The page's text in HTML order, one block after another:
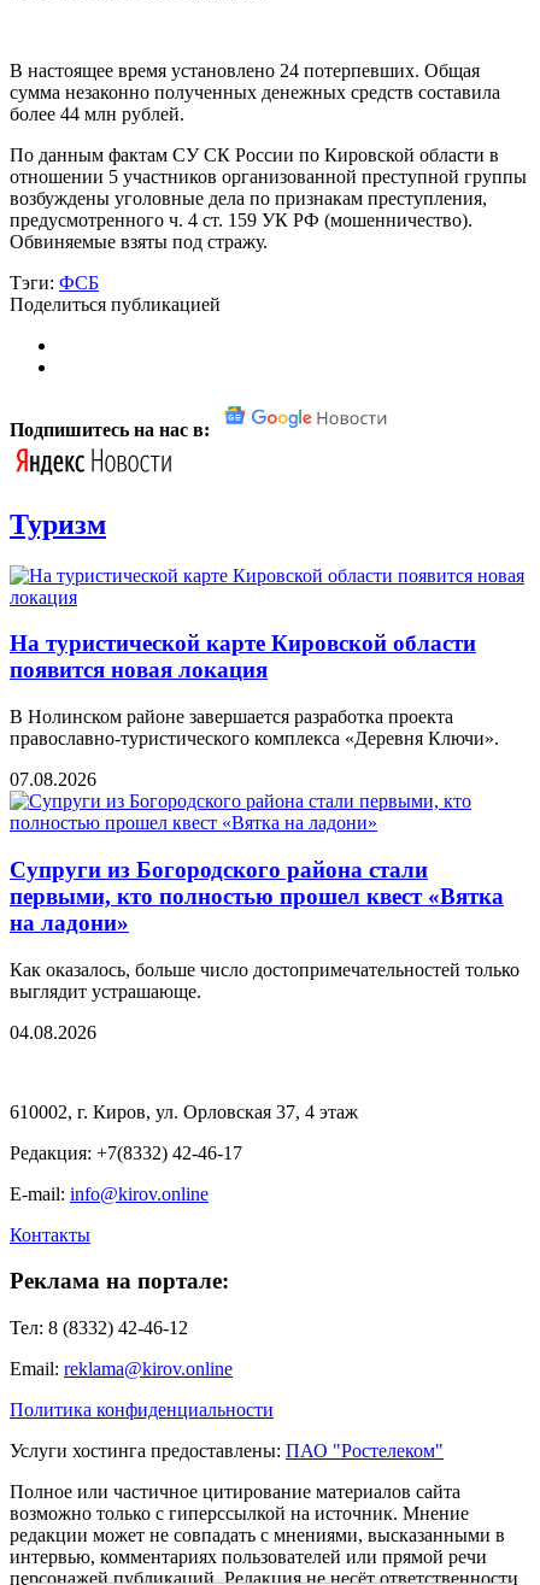
В настоящее время установлено 24 потерпевших. Общая
сумма незаконно полученных денежных средств составила
более 44 млн рублей.
По данным фактам СУ СК России по Кировской области в
отношении 5 участников организованной преступной группы
возбуждены уголовные дела по признакам преступления,
предусмотренного ч. 4 ст. 159 УК РФ (мошенничество).
Обвиняемые взяты под стражу.
Тэги: ФСБ
Поделиться публикацией
Подпишитесь на нас в:
Туризм
На туристической карте Кировской области
появится новая локация
В Нолинском районе завершается разработка проекта
православно-туристического комплекса «Деревня Ключи».
07.08.2026
Супруги из Богородского района стали
первыми, кто полностью прошел квест «Вятка
на ладони»
Как оказалось, больше число достопримечательностей только
выглядит устрашающе.
04.08.2026
610002, г. Киров, ул. Орловская 37, 4 этаж
Редакция: +7(8332) 42-46-17
E-mail: info@kirov.online
Контакты
Реклама на портале:
Тел: 8 (8332) 42-46-12
Email: reklama@kirov.online
Политика конфиденциальности
Услуги хостинга предоставлены: ПАО "Ростелеком"
Полное или частичное цитирование материалов сайта
возможно только с гиперссылкой на источник. Мнение
редакции может не совпадать с мнениями, высказанными в
интервью, комментариях пользователей или прямой речи
персонажей публикаций. Редакция не несёт ответственности